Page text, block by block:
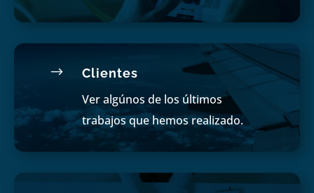
$ Clientes
Ver algúnos de los últimos
trabajos que hemos realizado.